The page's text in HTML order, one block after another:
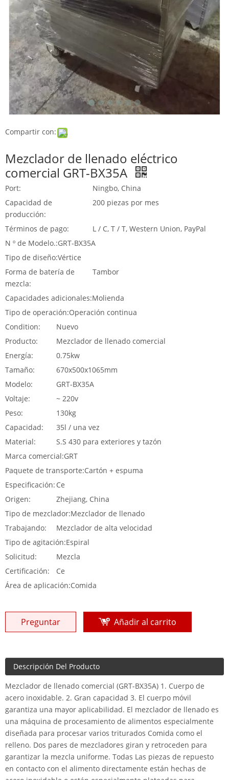
Compartir con:
Mezclador de llenado eléctrico
comercial GRT-BX35A
Port:
Ningbo, China
Capacidad de
producción:
200 piezas por mes
Términos de pago:
L / C, T / T, Western Union, PayPal
N º de Modelo.:GRT-BX35A
Tipo de diseño:Vértice
Forma de batería de
mezcla:
Tambor
Capacidades adicionales:Molienda
Tipo de operación:Operación continua
Condition:
Nuevo
Producto:
Mezclador de llenado comercial
Energía:
0.75kw
Tamaño:
670x500x1065mm
Modelo:
GRT-BX35A
Voltaje:
~ 220v
Peso:
130kg
Capacidad:
35l / una vez
Material:
S.S 430 para exteriores y tazón
Marca comercial:GRT
Paquete de transporte:Cartón + espuma
Especificación: Ce
Origen:
Zhejiang, China
Tipo de mezclador:Mezclador de llenado
Trabajando:
Mezclador de alta velocidad
Tipo de agitación:Espiral
Solicitud:
Mezcla
Certificación:
Ce
Área de aplicación:Comida
Preguntar Añadir al carrito
Descripción Del Producto
Mezclador de llenado comercial (GRT-BX35A) 1. Cuerpo de
acero inoxidable. 2. Gran capacidad 3. El cuerpo móvil
garantiza una mayor aplicabilidad. El mezclador de llenado es
una máquina de procesamiento de alimentos especialmente
diseñada para procesar varios triturados Comida como el
relleno. Dos pares de mezcladores giran y retroceden para
garantizar la mezcla uniforme. Todas Las piezas de repuesto
en contacto con el alimento directamente están hechas de